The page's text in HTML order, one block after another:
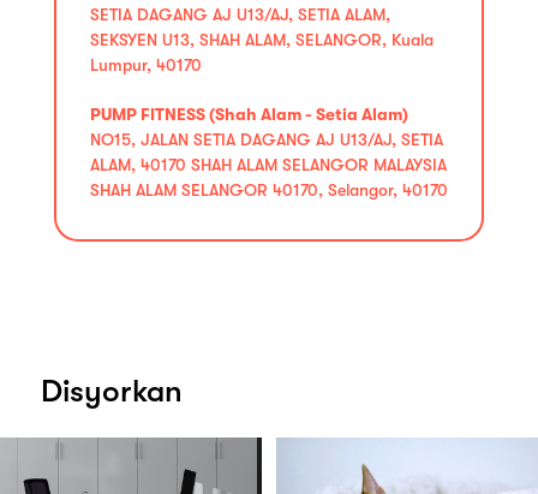
SETIA DAGANG AJ U13/AJ, SETIA ALAM,
SEKSYEN U13, SHAH ALAM, SELANGOR, Kuala
Lumpur, 40170
PUMP FITNESS (Shah Alam - Setia Alam)
NO15, JALAN SETIA DAGANG AJ U13/AJ, SETIA
ALAM, 40170 SHAH ALAM SELANGOR MALAYSIA
SHAH ALAM SELANGOR 40170, Selangor, 40170
Disyorkan